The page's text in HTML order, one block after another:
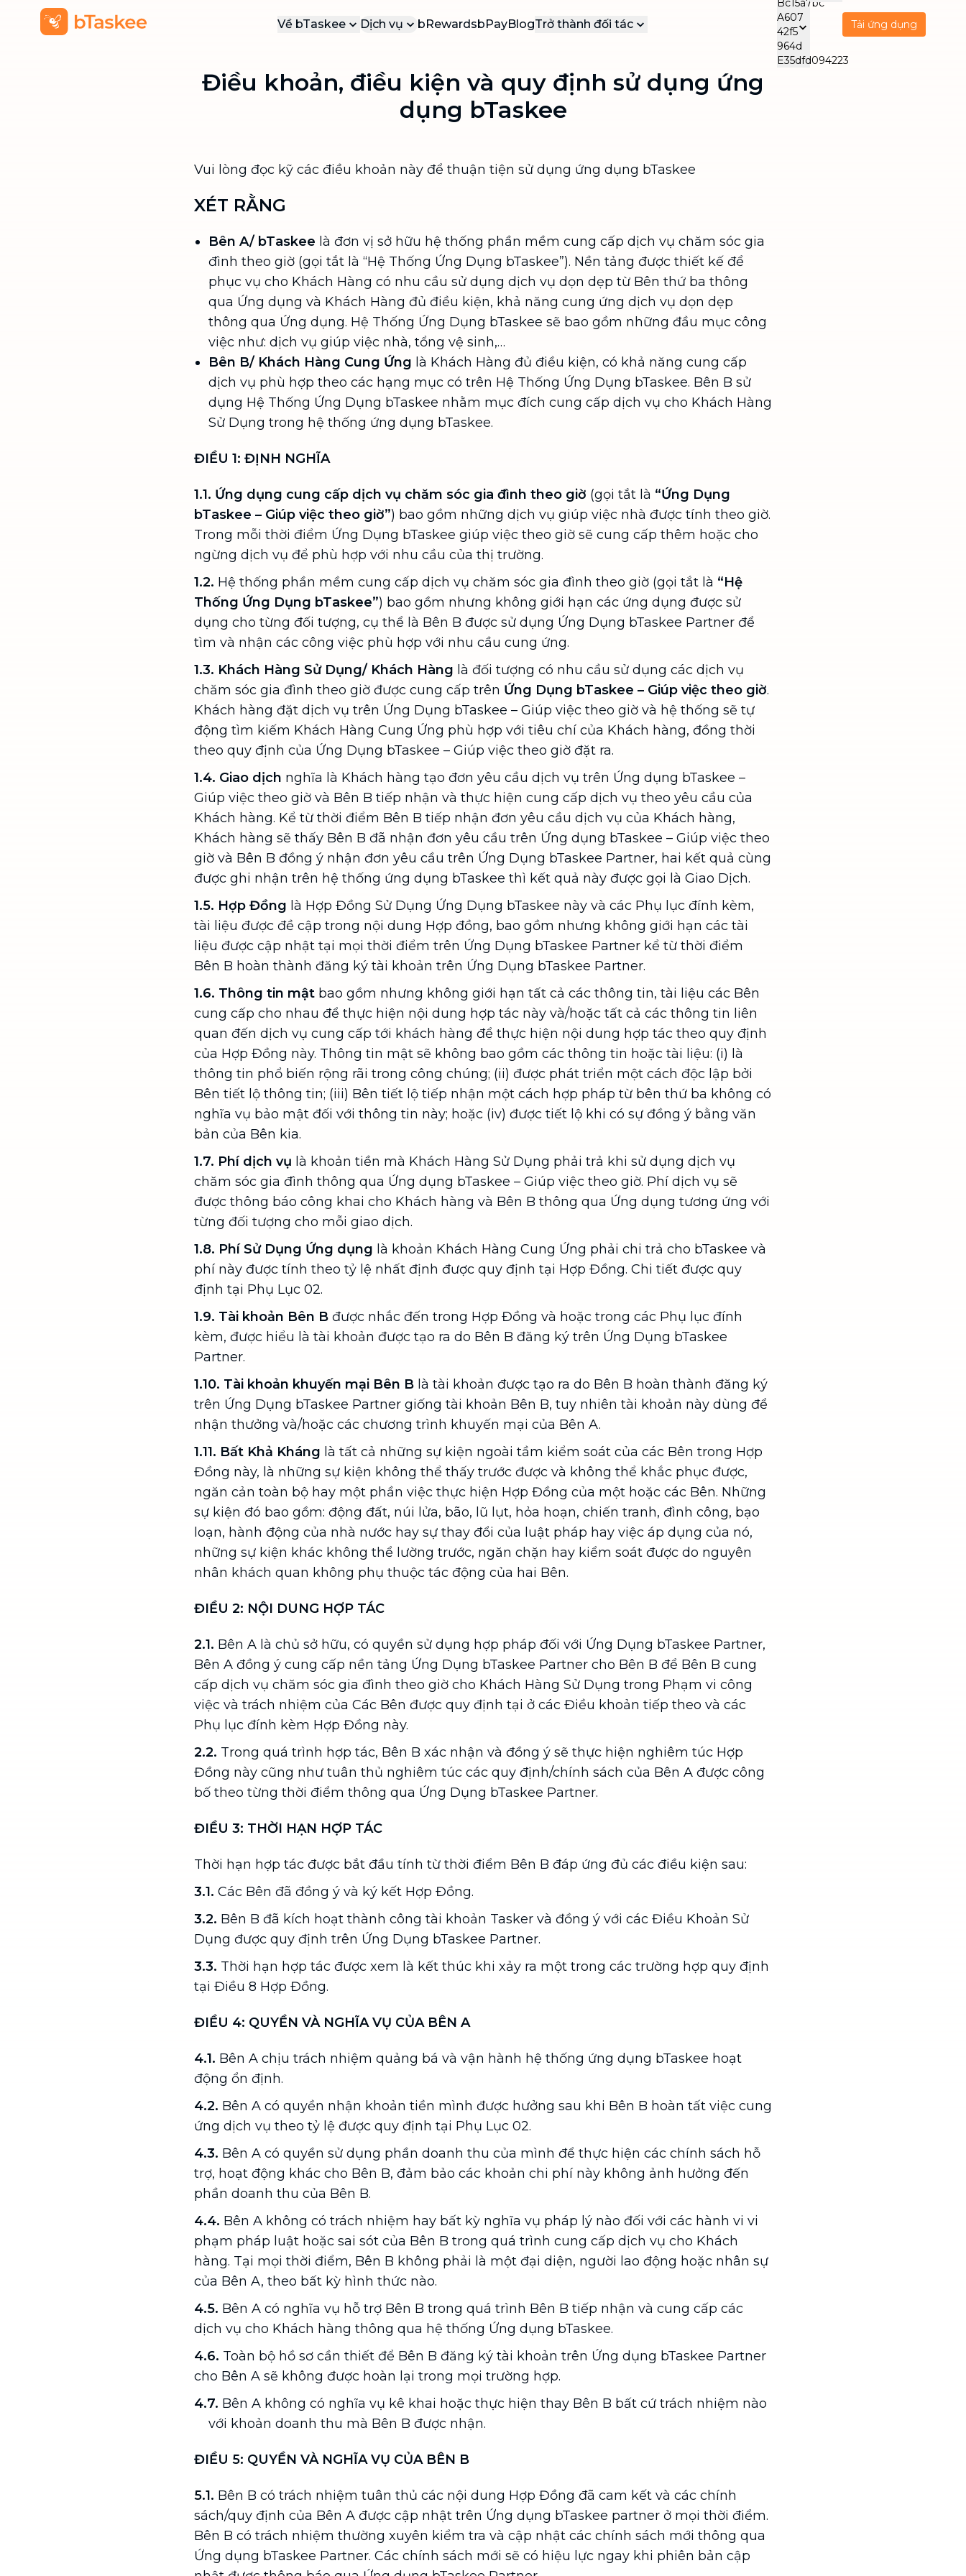
Về bTaskee
Thông cáo báo chí
Dịch vụ
DỊCH VỤ PHỔ BIẾN
Các dịch vụ được yêu thích nhất tại
bTaskee
tươm
Vệ sinh sofa, rèm, nệm, thảm
Đánh bay mọi vết bẩn trên sofa, nệm,
rèm, thảm
Dịch vụ chuyển nhà
Chuyển nhà trọn gói, không lo dọn
dẹp nơi đi nơi đến
Vệ sinh công nghiệp
Vệ sinh chuyên nghiệp cho văn
phòng, nhà xưởng, công trình lớn
DỊCH VỤ CHĂM SÓC
VÀ HỖ TRỢ
bCare - Chăm sóc
bRewardsbPayBlogTrở thành đối tác
Đối tác dịch vụ
Đối tác doanh nghiệp
Thailand
Tải ứng dụng
Điều khoản, điều kiện và quy định sử dụng ứng
dụng bTaskee
Vui lòng đọc kỹ các điều khoản này để thuận tiện sử dụng ứng dụng bTaskee
XÉT RẰNG
Bên A/ bTaskee là đơn vị sở hữu hệ thống phần mềm cung cấp dịch vụ chăm sóc gia
đình theo giờ (gọi tắt là “Hệ Thống Ứng Dụng bTaskee”). Nền tảng được thiết kế để
phục vụ cho Khách Hàng có nhu cầu sử dụng dịch vụ dọn dẹp từ Bên thứ ba thông
qua Ứng dụng và Khách Hàng đủ điều kiện, khả năng cung ứng dịch vụ dọn dẹp
thông qua Ứng dụng. Hệ Thống Ứng Dụng bTaskee sẽ bao gồm những đầu mục công
việc như: dịch vụ giúp việc nhà, tổng vệ sinh,…
Bên B/ Khách Hàng Cung Ứng là Khách Hàng đủ điều kiện, có khả năng cung cấp
dịch vụ phù hợp theo các hạng mục có trên Hệ Thống Ứng Dụng bTaskee. Bên B sử
dụng Hệ Thống Ứng Dụng bTaskee nhằm mục đích cung cấp dịch vụ cho Khách Hàng
Sử Dụng trong hệ thống ứng dụng bTaskee.
ĐIỀU 1: ĐỊNH NGHĨA
1.1. Ứng dụng cung cấp dịch vụ chăm sóc gia đình theo giờ (gọi tắt là “Ứng Dụng
bTaskee – Giúp việc theo giờ”) bao gồm những dịch vụ giúp việc nhà được tính theo giờ.
Trong mỗi thời điểm Ứng Dụng bTaskee giúp việc theo giờ sẽ cung cấp thêm hoặc cho
ngừng dịch vụ để phù hợp với nhu cầu của thị trường.
1.2. Hệ thống phần mềm cung cấp dịch vụ chăm sóc gia đình theo giờ (gọi tắt là “Hệ
Thống Ứng Dụng bTaskee”) bao gồm nhưng không giới hạn các ứng dụng được sử
dụng cho từng đối tượng, cụ thể là Bên B được sử dụng Ứng Dụng bTaskee Partner để
tìm và nhận các công việc phù hợp với nhu cầu cung ứng.
1.3. Khách Hàng Sử Dụng/ Khách Hàng là đối tượng có nhu cầu sử dụng các dịch vụ
chăm sóc gia đình theo giờ được cung cấp trên Ứng Dụng bTaskee – Giúp việc theo giờ.
Khách hàng đặt dịch vụ trên Ứng Dụng bTaskee – Giúp việc theo giờ và hệ thống sẽ tự
động tìm kiếm Khách Hàng Cung Ứng phù hợp với tiêu chí của Khách hàng, đồng thời
theo quy định của Ứng Dụng bTaskee – Giúp việc theo giờ đặt ra.
1.4. Giao dịch nghĩa là Khách hàng tạo đơn yêu cầu dịch vụ trên Ứng dụng bTaskee –
Giúp việc theo giờ và Bên B tiếp nhận và thực hiện cung cấp dịch vụ theo yêu cầu của
Khách hàng. Kể từ thời điểm Bên B tiếp nhận đơn yêu cầu dịch vụ của Khách hàng,
Khách hàng sẽ thấy Bên B đã nhận đơn yêu cầu trên Ứng dụng bTaskee – Giúp việc theo
giờ và Bên B đồng ý nhận đơn yêu cầu trên Ứng Dụng bTaskee Partner, hai kết quả cùng
được ghi nhận trên hệ thống ứng dụng bTaskee thì kết quả này được gọi là Giao Dịch.
1.5. Hợp Đồng là Hợp Đồng Sử Dụng Ứng Dụng bTaskee này và các Phụ lục đính kèm,
tài liệu được đề cập trong nội dung Hợp đồng, bao gồm nhưng không giới hạn các tài
liệu được cập nhật tại mọi thời điểm trên Ứng Dụng bTaskee Partner kể từ thời điểm
Bên B hoàn thành đăng ký tài khoản trên Ứng Dụng bTaskee Partner.
1.6. Thông tin mật bao gồm nhưng không giới hạn tất cả các thông tin, tài liệu các Bên
cung cấp cho nhau để thực hiện nội dung hợp tác này và/hoặc tất cả các thông tin liên
quan đến dịch vụ cung cấp tới khách hàng để thực hiện nội dung hợp tác theo quy định
của Hợp Đồng này. Thông tin mật sẽ không bao gồm các thông tin hoặc tài liệu: (i) là
thông tin phổ biến rộng rãi trong công chúng; (ii) được phát triển một cách độc lập bởi
Bên tiết lộ thông tin; (iii) Bên tiết lộ tiếp nhận một cách hợp pháp từ bên thứ ba không có
nghĩa vụ bảo mật đối với thông tin này; hoặc (iv) được tiết lộ khi có sự đồng ý bằng văn
bản của Bên kia.
1.7. Phí dịch vụ là khoản tiền mà Khách Hàng Sử Dụng phải trả khi sử dụng dịch vụ
chăm sóc gia đình thông qua Ứng dụng bTaskee – Giúp việc theo giờ. Phí dịch vụ sẽ
được thông báo công khai cho Khách hàng và Bên B thông qua Ứng dụng tương ứng với
từng đối tượng cho mỗi giao dịch.
1.8. Phí Sử Dụng Ứng dụng là khoản Khách Hàng Cung Ứng phải chi trả cho bTaskee và
phí này được tính theo tỷ lệ nhất định được quy định tại Hợp Đồng. Chi tiết được quy
định tại Phụ Lục 02.
1.9. Tài khoản Bên B được nhắc đến trong Hợp Đồng và hoặc trong các Phụ lục đính
kèm, được hiểu là tài khoản được tạo ra do Bên B đăng ký trên Ứng Dụng bTaskee
Partner.
1.10. Tài khoản khuyến mại Bên B là tài khoản được tạo ra do Bên B hoàn thành đăng ký
trên Ứng Dụng bTaskee Partner giống tài khoản Bên B, tuy nhiên tài khoản này dùng để
nhận thưởng và/hoặc các chương trình khuyến mại của Bên A.
1.11. Bất Khả Kháng là tất cả những sự kiện ngoài tầm kiểm soát của các Bên trong Hợp
Đồng này, là những sự kiện không thể thấy trước được và không thể khắc phục được,
ngăn cản toàn bộ hay một phần việc thực hiện Hợp Đồng của một hoặc các Bên. Những
sự kiện đó bao gồm: động đất, núi lửa, bão, lũ lụt, hỏa hoạn, chiến tranh, đình công, bạo
loạn, hành động của nhà nước hay sự thay đổi của luật pháp hay việc áp dụng của nó,
những sự kiện khác không thể lường trước, ngăn chặn hay kiểm soát được do nguyên
nhân khách quan không phụ thuộc tác động của hai Bên.
ĐIỀU 2: NỘI DUNG HỢP TÁC
2.1. Bên A là chủ sở hữu, có quyền sử dụng hợp pháp đối với Ứng Dụng bTaskee Partner,
Bên A đồng ý cung cấp nền tảng Ứng Dụng bTaskee Partner cho Bên B để Bên B cung
cấp dịch vụ chăm sóc gia đình theo giờ cho Khách Hàng Sử Dụng trong Phạm vi công
việc và trách nhiệm của Các Bên được quy định tại ở các Điều khoản tiếp theo và các
Phụ lục đính kèm Hợp Đồng này.
2.2. Trong quá trình hợp tác, Bên B xác nhận và đồng ý sẽ thực hiện nghiêm túc Hợp
Đồng này cũng như tuân thủ nghiêm túc các quy định/chính sách của Bên A được công
bố theo từng thời điểm thông qua Ứng Dụng bTaskee Partner.
ĐIỀU 3: THỜI HẠN HỢP TÁC
Thời hạn hợp tác được bắt đầu tính từ thời điểm Bên B đáp ứng đủ các điều kiện sau:
3.1. Các Bên đã đồng ý và ký kết Hợp Đồng.
3.2. Bên B đã kích hoạt thành công tài khoản Tasker và đồng ý với các Điều Khoản Sử
Dụng được quy định trên Ứng Dụng bTaskee Partner.
3.3. Thời hạn hợp tác được xem là kết thúc khi xảy ra một trong các trường hợp quy định
tại Điều 8 Hợp Đồng.
ĐIỀU 4: QUYỀN VÀ NGHĨA VỤ CỦA BÊN A
4.1. Bên A chịu trách nhiệm quảng bá và vận hành hệ thống ứng dụng bTaskee hoạt
động ổn định.
4.2. Bên A có quyền nhận khoản tiền mình được hưởng sau khi Bên B hoàn tất việc cung
ứng dịch vụ theo tỷ lệ được quy định tại Phụ Lục 02.
4.3. Bên A có quyền sử dụng phần doanh thu của mình để thực hiện các chính sách hỗ
trợ, hoạt động khác cho Bên B, đảm bảo các khoản chi phí này không ảnh hưởng đến
phần doanh thu của Bên B.
4.4. Bên A không có trách nhiệm hay bất kỳ nghĩa vụ pháp lý nào đối với các hành vi vi
phạm pháp luật hoặc sai sót của Bên B trong quá trình cung cấp dịch vụ cho Khách
hàng. Tại mọi thời điểm, Bên B không phải là một đại diện, người lao động hoặc nhân sự
của Bên A, theo bất kỳ hình thức nào.
4.5. Bên A có nghĩa vụ hỗ trợ Bên B trong quá trình Bên B tiếp nhận và cung cấp các
dịch vụ cho Khách hàng thông qua hệ thống Ứng dụng bTaskee.
4.6. Toàn bộ hồ sơ cần thiết để Bên B đăng ký tài khoản trên Ứng dụng bTaskee Partner
cho Bên A sẽ không được hoàn lại trong mọi trường hợp.
4.7. Bên A không có nghĩa vụ kê khai hoặc thực hiện thay Bên B bất cứ trách nhiệm nào
với khoản doanh thu mà Bên B được nhận.
ĐIỀU 5: QUYỀN VÀ NGHĨA VỤ CỦA BÊN B
5.1. Bên B có trách nhiệm tuân thủ các nội dung Hợp Đồng đã cam kết và các chính
sách/quy định của Bên A được cập nhật trên Ứng dụng bTaskee partner ở mọi thời điểm.
Bên B có trách nhiệm thường xuyên kiểm tra và cập nhật các chính sách mới thông qua
Ứng dụng bTaskee Partner. Các chính sách mới sẽ có hiệu lực ngay khi phiên bản cập